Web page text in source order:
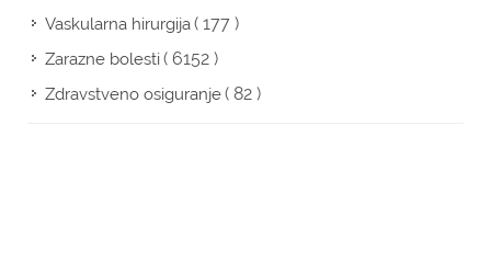
Vaskularna hirurgija( 177 )
Zarazne bolesti( 6152 )
Zdravstveno osiguranje( 82 )